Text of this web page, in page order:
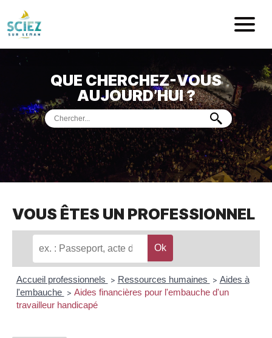
Mairie de
ACCUEIL
VOTREMAIRIE
VIEPRATIQUE
DÉMARCHES & SERVICES
PORTDE PLAISANCE
MUSÉEDE PRÉHISTOIRE
QUE CHERCHEZ-VOUS
AUJOURD’HUI ?
VOUS ÊTES UN PROFESSIONNEL
Accueil professionnels > Ressources humaines > Aides à
l'embauche > Aides financières pour l'embauche d'un
travailleur handicapé